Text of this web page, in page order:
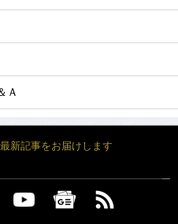
Ａ
新記事をお届けします